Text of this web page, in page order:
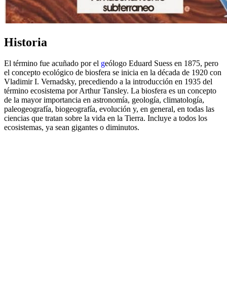
Historia
El término fue acuñado por el geólogo Eduard Suess en 1875, pero
el concepto ecológico de biosfera se inicia en la década de 1920 con
Vladimir I. Vernadsky, precediendo a la introducción en 1935 del
término ecosistema por Arthur Tansley. La biosfera es un concepto
de la mayor importancia en astronomía, geología, climatología,
paleogeografía, biogeografía, evolución y, en general, en todas las
ciencias que tratan sobre la vida en la Tierra. Incluye a todos los
ecosistemas, ya sean gigantes o diminutos.